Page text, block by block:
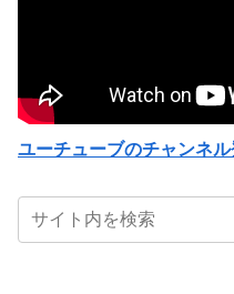
ユーチューブのチャンネル